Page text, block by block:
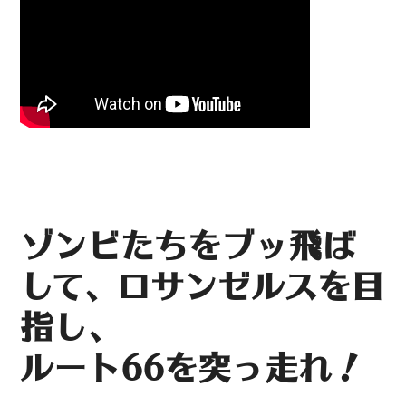
ゾンビたちをブッ飛ば
して、ロサンゼルスを目
指し、
ルート66を突っ走れ！